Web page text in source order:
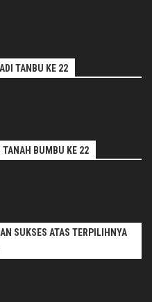
TANBU KE 22
BUMBU KE 22
SUKSES ATAS TERPILIHNYA